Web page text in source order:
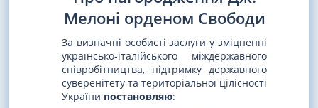
Мелоні орденом Свободи
За визначні особисті заслуги у зміцненні
українсько-італійського міждержавного
співробітництва, підтримку державного
суверенітету та територіальної цілісності
України постановляю: